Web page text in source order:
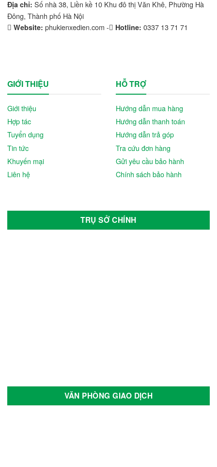
Địa chỉ: Số nhà 38, Liền kề 10 Khu đô thị Văn Khê, Phường Hà
Đông, Thành phố Hà Nội
Website: phukienxedien.com - Hotline: 0337 13 71 71
GIỚI THIỆU
Giới thiệu
Hợp tác
Tuyển dụng
Tin tức
Khuyến mại
Liên hệ
HỖ TRỢ
Hướng dẫn mua hàng
Hướng dẫn thanh toán
Hướng dẫn trả góp
Tra cứu đơn hàng
Gửi yêu cầu bảo hành
Chính sách bảo hành
TRỤ SỞ CHÍNH
VĂN PHÒNG GIAO DỊCH